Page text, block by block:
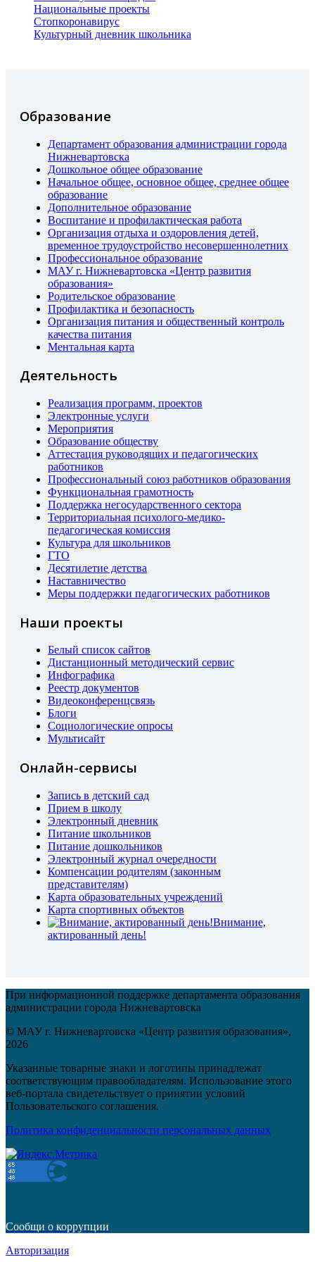
Национальные проекты
Стопкоронавирус
Культурный дневник школьника
Образование
Департамент образования администрации города
Нижневартовска
Дошкольное общее образование
Начальное общее, основное общее, среднее общее
образование
Дополнительное образование
Воспитание и профилактическая работа
Организация отдыха и оздоровления детей,
временное трудоустройство несовершеннолетних
Профессиональное образование
МАУ г. Нижневартовска «Центр развития
образования»
Родительское образование
Профилактика и безопасность
Организация питания и общественный контроль
качества питания
Ментальная карта
Деятельность
Реализация программ, проектов
Электронные услуги
Мероприятия
Образование обществу
Аттестация руководящих и педагогических
работников
Профессиональный союз работников образования
Функциональная грамотность
Поддержка негосударственного сектора
Территориальная психолого-медико-
педагогическая комиссия
Культура для школьников
ГТО
Десятилетие детства
Наставничество
Меры поддержки педагогических работников
Наши проекты
Белый список сайтов
Дистанционный методический сервис
Инфографика
Реестр документов
Видеоконференцсвязь
Блоги
Социологические опросы
Мультисайт
Онлайн-сервисы
Запись в детский сад
Прием в школу
Электронный дневник
Питание школьников
Питание дошкольников
Электронный журнал очередности
Компенсации родителям (законным
представителям)
Карта образовательных учреждений
Карта спортивных объектов
Внимание,
актированный день!
При информационной поддержке департамента образования
администрации города Нижневартовска
© МАУ г. Нижневартовска «Центр развития образования»,
2026
Указанные товарные знаки и логотипы принадлежат
соответствующим правообладателям. Использование этого
веб-портала свидетельствует о принятии условий
Пользовательского соглашения.
Политика конфиденциальности персональных данных
Сообщи о коррупции
Авторизация